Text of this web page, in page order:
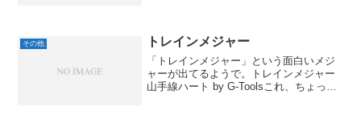
ういうことがあったので、...
その他 トレインメジャー
「トレインメジャー」という面白いメジ
ャーが出てるようで。トレインメジャー
山手線ハート by G-Toolsこれ、ちょっと